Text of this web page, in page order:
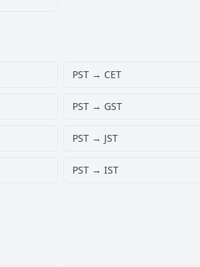
PST → CET
PST → GST
PST → JST
PST → IST